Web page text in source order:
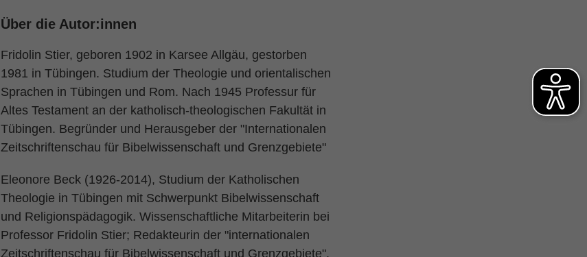
Über die Autor:innen
Fridolin Stier, geboren 1902 in Karsee Allgäu, gestorben
1981 in Tübingen. Studium der Theologie und orientalischen
Sprachen in Tübingen und Rom. Nach 1945 Professur für
Altes Testament an der katholisch-theologischen Fakultät in
Tübingen. Begründer und Herausgeber der "Internationalen
Zeitschriftenschau für Bibelwissenschaft und Grenzgebiete"
Eleonore Beck (1926-2014), Studium der Katholischen
Theologie in Tübingen mit Schwerpunkt Bibelwissenschaft
und Religionspädagogik. Wissenschaftliche Mitarbeiterin bei
Professor Fridolin Stier; Redakteurin der "internationalen
Zeitschriftenschau für Bibelwissenschaft und Grenzgebiete".